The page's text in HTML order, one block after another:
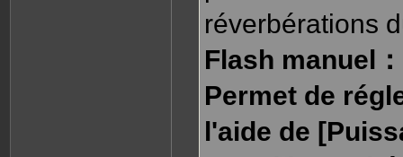
réverbérations
Flash manuel：
Permet de
l'aide de